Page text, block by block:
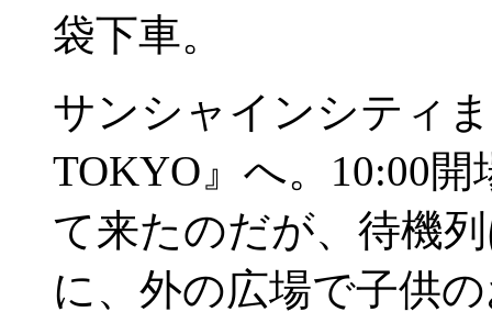
袋下車。
サンシャインシティ
TOKYO』へ。10:00
て来たのだが、待機
に、外の広場で子供